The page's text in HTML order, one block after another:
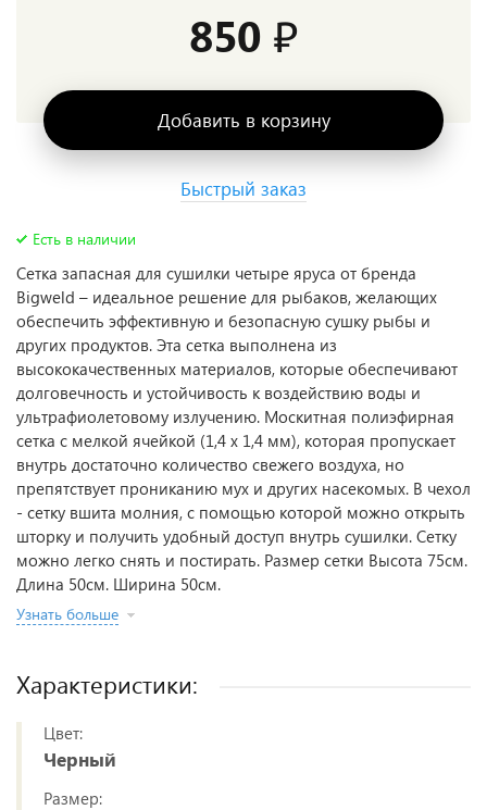
Есть в наличии
Сетка запасная для сушилки четыре яруса от бренда
Bigweld – идеальное решение для рыбаков, желающих
обеспечить эффективную и безопасную сушку рыбы и
других продуктов. Эта сетка выполнена из
высококачественных материалов, которые обеспечивают
долговечность и устойчивость к воздействию воды и
ультрафиолетовому излучению. Москитная полиэфирная
сетка с мелкой ячейкой (1,4 х 1,4 мм), которая пропускает
внутрь достаточно количество свежего воздуха, но
препятствует прониканию мух и других насекомых. В чехол
- сетку вшита молния, с помощью которой можно открыть
шторку и получить удобный доступ внутрь сушилки. Сетку
можно легко снять и постирать. Размер сетки Высота 75см.
Длина 50см. Ширина 50см.
Узнать больше
850 ₽
Добавить в корзину
Быстрый заказ
Характеристики:
Цвет:
Черный
Размер: